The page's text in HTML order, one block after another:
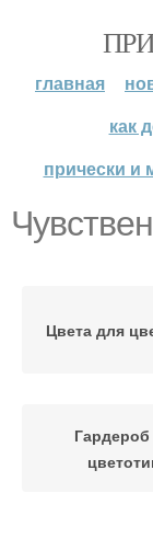
главная
как
прически и
Цвета для